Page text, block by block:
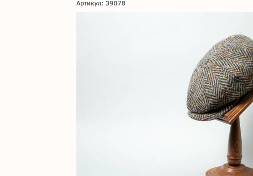
Артикул: 39078